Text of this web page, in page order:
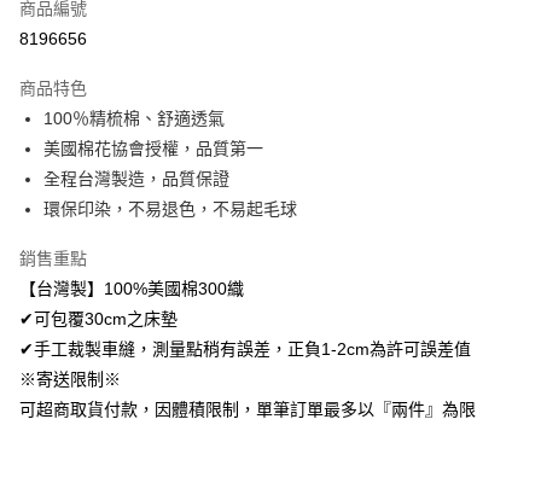
超商取貨付款
Apple Pay
悠遊付
Google Pay
AFTEE先享後付
相關說明
AFTEE先享後付是「在收到商品之後才付款」的支付方式。 讓您購物簡單
便利好安心！
１．簡單：不需註冊會員、不需綁卡、不需儲值。
２．便利：只要手機號碼，簡訊認證，即可結帳。
３．安心：先確認商品／服務後，再付款。
ATM付款
運送方式
全家取貨付款
商品編號
8196656
商品特色
100％精梳棉、舒適透氣
美國棉花協會授權，品質第一
全程台灣製造，品質保證
環保印染，不易退色，不易起毛球
銷售重點
【台灣製】100%美國棉300織
✔可包覆30cm之床墊
✔手工裁製車縫，測量點稍有誤差，正負1-2cm為許可誤差值
※寄送限制※
可超商取貨付款，因體積限制，單筆訂單最多以『兩件』為限